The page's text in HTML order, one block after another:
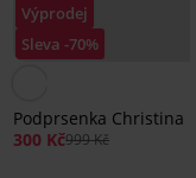
Výprodej
Sleva -70%
Podprsenka Christina
300 Kč999 Kč